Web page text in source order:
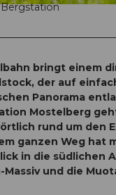
AG
bringt einem
der auf
Panorama
Mostelberg
rund um den
ganzen Weg hat
in die südlichen
Massiv und die